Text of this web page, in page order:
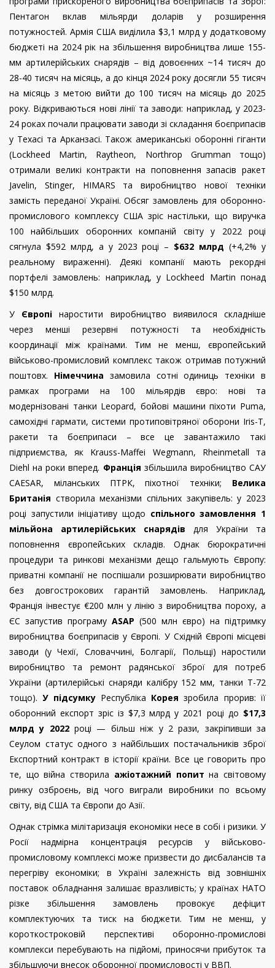
Пентагон вклав мільярди доларів у розширення
потужностей. Армія США виділила $3,1 млрд у додатковому
бюджеті на 2024 рік на збільшення виробництва лише 155-
мм артилерійських снарядів – від довоєнних ~14 тисяч до
28-40 тисяч на місяць, а до кінця 2024 року досягли 55 тисяч
на місяць з метою вийти до 100 тисяч на місяць до 2025
року. Відкриваються нові лінії та заводи: наприклад, у 2023-
24 роках почали працювати заводи зі складання боєприпасів
у Техасі та Арканзасі. Також американські оборонні гіганти
(Lockheed Martin, Raytheon, Northrop Grumman тощо)
отримали великі контракти на поповнення запасів ракет
Javelin, Stinger, HIMARS та виробництво нової техніки
замість переданої Україні. Обсяг замовлень для оборонно-
промислового комплексу США зріс настільки, що виручка
100 найбільших оборонних компаній світу у 2022 році
сягнула $592 млрд, а у 2023 році – $632 млрд (+4,2% у
реальному вираженні). Деякі компанії мають рекордні
портфелі замовлень: наприклад, у Lockheed Martin понад
$150 млрд.
У Європі наростити виробництво виявилося складніше
через менші резервні потужності та необхідність
координації між країнами. Тим не менш, європейський
військово-промисловий комплекс також отримав потужний
поштовх. Німеччина замовила сотні одиниць техніки в
рамках програми на 100 мільярдів євро: нові та
модернізовані танки Leopard, бойові машини піхоти Puma,
самохідні гармати, системи протиповітряної оборони Iris-T,
ракети та боєприпаси – все це завантажило такі
підприємства, як Krauss-Maffei Wegmann, Rheinmetall та
Diehl на роки вперед. Франція збільшила виробництво САУ
CAESAR, міланських ПТРК, піхотної техніки; Велика
Британія створила механізми спільних закупівель: у 2023
році запустили ініціативу щодо спільного замовлення 1
мільйона артилерійських снарядів для України та
поповнення європейських складів. Однак бюрократичні
процедури та ринкові механізми дещо гальмують Європу:
приватні компанії не поспішали розширювати виробництво
без довгострокових гарантій замовлень. Наприклад,
Франція інвестує €200 млн у лінію з виробництва пороху, а
ЄС запустив програму ASAP (500 млн євро) на підтримку
виробництва боєприпасів у Європі. У Східній Європі місцеві
заводи (у Чехії, Словаччині, Болгарії, Польщі) наростили
виробництво та ремонт радянської зброї для потреб
України (артилерійські снаряди калібру 152 мм, танки Т-72
тощо).У підсумку Республіка Корея зробила прорив: її
оборонний експорт зріс із $7,3 млрд у 2021 році до $17,3
млрд у 2022році — більш ніж у 2 рази, закріпивши за
Сеулом статус одного з найбільших постачальників зброї
Експортний контракт в історії країни. Все це говорить про
те, що війна створила ажіотажний попит на світовому
ринку озброєнь, від чого виграли виробники по всьому
світу, від США та Європи до Азії.
Однак стрімка мілітаризація економіки несе в собі і ризики. У
Росії надмірна концентрація ресурсів у військово-
промисловому комплексі може призвести до дисбалансів та
перегріву економіки; в Україні залежність від зовнішніх
поставок обладнання залишає вразливість; у країнах НАТО
різке збільшення замовлень провокує дефіцит
комплектуючих та тиск на бюджети. Тим не менш, у
короткостроковій перспективі оборонно-промислові
комплекси перебувають на підйомі, приносячи прибуток та
збільшуючи внесок оборонної промисловості у ВВП.